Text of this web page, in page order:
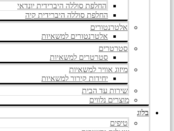
החלפת סוללה היברידית יונדאי
החלפת סוללה היברידית קיה
אלטרנטורים
אלטרנטורים למשאיות
סטרטרים
סטרטרים למשאיות
מיזוג אוויר למשאיות
יחידות קירור למשאיות
שירות עד הבית
מוצרים נלווים
בלוג
טיפים